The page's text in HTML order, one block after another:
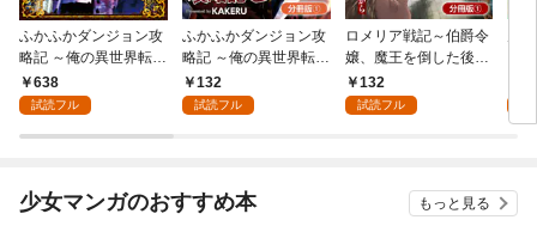
ふかふかダンジョン攻
略記 ～俺の異世界転生
冒険譚～ 1巻
638
試読フル
ふかふかダンジョン攻
略記 ～俺の異世界転生
冒険譚～【分冊版】 1
巻
132
試読フル
ロメリア戦記～伯爵令
嬢、魔王を倒した後も
人類やばそうだから軍
隊組織する～【分冊
132
試読フル
少女マンガのおすすめ本 もっと見る